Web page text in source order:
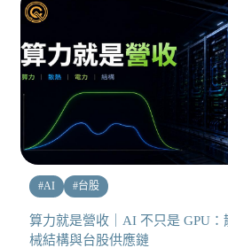
#AI #台股
算力就是營收｜AI 不只是 GPU：
械結構與台股供應鏈